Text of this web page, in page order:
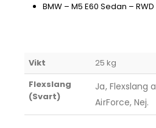
BMW – M5 E60 Sedan –
Vikt
25 kg
Flexslang
(Svart)
Ja, Flexslang
AirForce, Nej.